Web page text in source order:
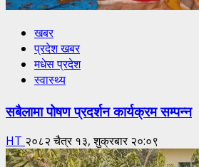
खबर
प्रदेश खबर
मधेस प्रदेश
स्वास्थ्य
सबैलामा पोषण प्रदर्शन कार्यक्रम सम्पन्न
HT २०८२ चैत्र १३, शुक्रबार २०:०९